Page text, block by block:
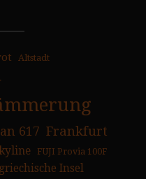
Altstadt
617 Frankfurt
FUJI Provia 100F
griechische Insel